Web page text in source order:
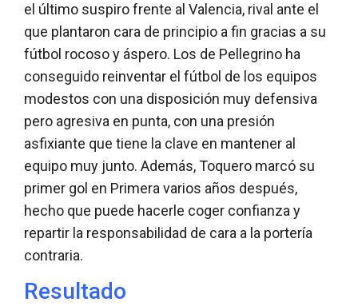
el último suspiro frente al Valencia, rival ante el
que plantaron cara de principio a fin gracias a su
fútbol rocoso y áspero. Los de Pellegrino ha
conseguido reinventar el fútbol de los equipos
modestos con una disposición muy defensiva
pero agresiva en punta, con una presión
asfixiante que tiene la clave en mantener al
equipo muy junto. Además, Toquero marcó su
primer gol en Primera varios años después,
hecho que puede hacerle coger confianza y
repartir la responsabilidad de cara a la portería
contraria.
Resultado